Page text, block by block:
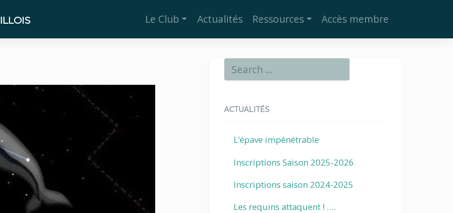
Le Club Actualités Ressources Accès membre
ACTUALITÉS
L’épave impénétrable
Inscriptions Saison 2025-2026
Inscriptions saison 2024-2025
Les requins attaquent ! ….